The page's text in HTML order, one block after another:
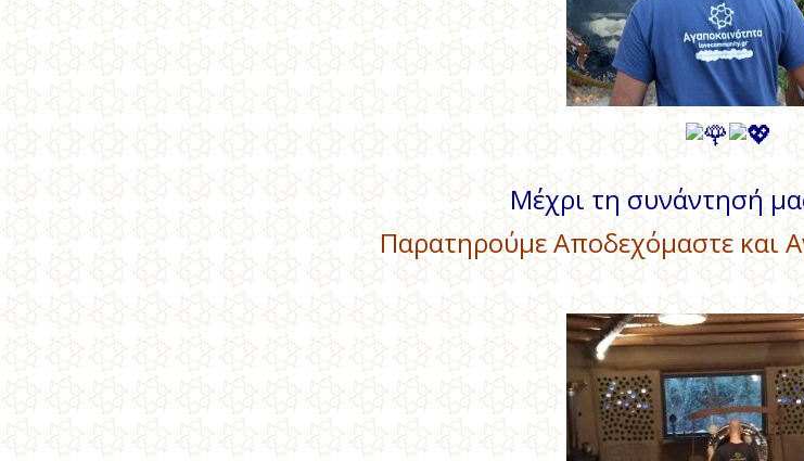
Μέχρι τη συνάντησή
Παρατηρούμε Αποδεχόμαστε και